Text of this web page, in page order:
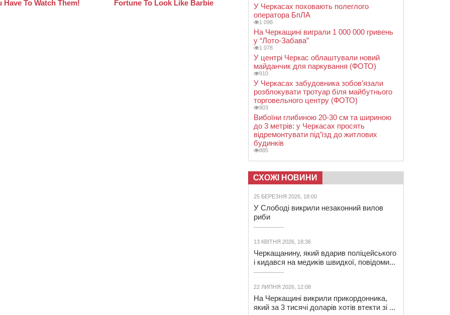
У Черкасах поховають полеглого
оператора БпЛА
1 098
На Черкащині виграли 1 000 000 гривень
у “Лото-Забава”
1 078
У центрі Черкас облаштували новий
майданчик для паркування (ФОТО)
910
У Черкасах забудовника зобов’язали
розблокувати тротуар біля майбутнього
торговельного центру (ФОТО)
903
Вибоїни глибиною 20-30 см та шириною
до 3 метрів: у Черкасах просять
відремонтувати під’їзд до житлових
будинків
885
СХОЖІ НОВИНИ
25 БЕРЕЗНЯ 2026, 18:00
У Слободі викрили незаконний вилов
риби
13 КВІТНЯ 2026, 18:36
Черкащанину, який вдарив поліцейського
і кидався на медиків швидкої, повідоми...
22 ЛИПНЯ 2026, 12:08
На Черкащині викрили прикордонника,
який за 3 тисячі доларів хотів втекти зі ...